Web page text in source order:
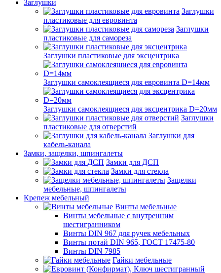
Заглушки
Заглушки
пластиковые для евровинта
Заглушки
пластиковые для самореза
Заглушки пластиковые для эксцентрика
Заглушки самоклеящиеся для евровинта D=14мм
Заглушки самоклеящиеся для эксцентрика D=20мм
Заглушки
пластиковые для отверстий
Заглушки для
кабель-канала
Замки, защелки, шпингалеты
Замки для ДСП
Замки для стекла
Защелки
мебельные, шпингалеты
Крепеж мебельный
Винты мебельные
Винты мебельные с внутренним
шестигранником
Винты DIN 967 для ручек мебельных
Винты потай DIN 965, ГОСТ 17475-80
Винты DIN 7985
Гайки мебельные